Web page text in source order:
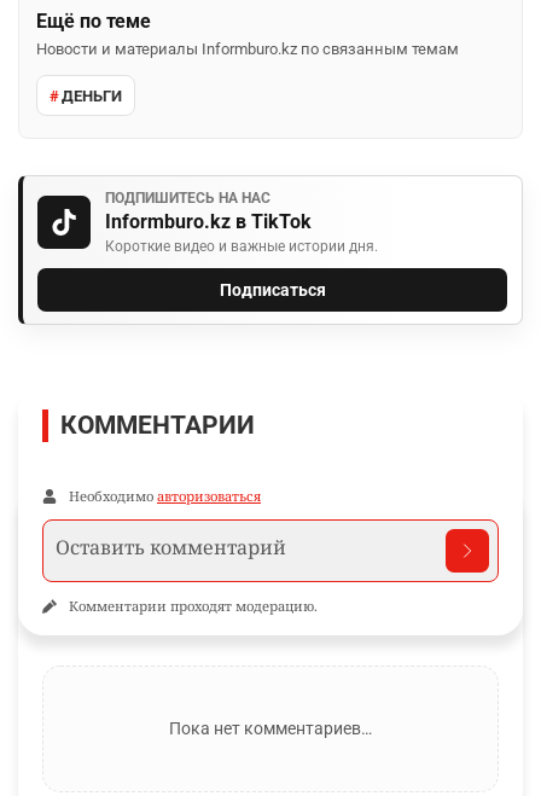
Ещё по теме
Новости и материалы Informburo.kz по связанным темам
ДЕНЬГИ
ПОДПИШИТЕСЬ НА НАС
Informburo.kz в TikTok
Короткие видео и важные истории дня.
Подписаться
КОММЕНТАРИИ
Необходимо авторизоваться
Комментарии проходят модерацию.
Пока нет комментариев…